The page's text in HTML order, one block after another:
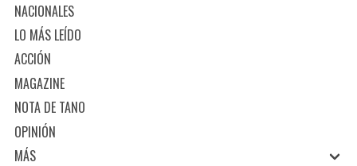
NACIONALES
LO MÁS LEÍDO
ACCIÓN
MAGAZINE
NOTA DE TANO
OPINIÓN
MÁS